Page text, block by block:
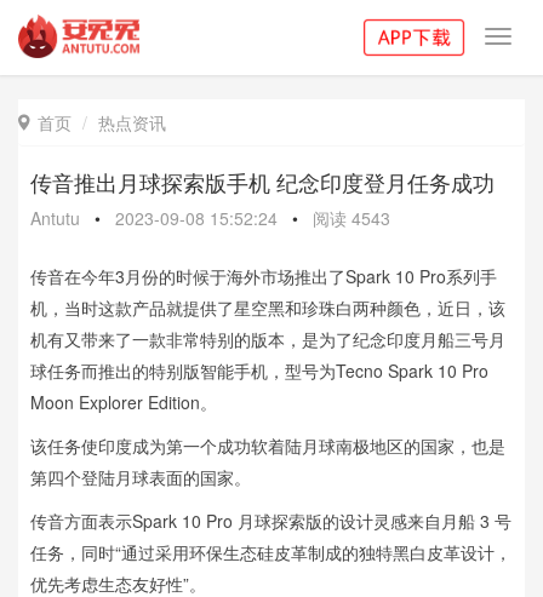
 首页 热点资讯
传音推出月球探索版手机 纪念印度登月任务成功
Antutu • 2023-09-08 15:52:24 • 阅读 4543
传音在今年3月份的时候于海外市场推出了Spark 10 Pro系列手
机，当时这款产品就提供了星空黑和珍珠白两种颜色，近日，该
机有又带来了一款非常特别的版本，是为了纪念印度月船三号月
球任务而推出的特别版智能手机，型号为Tecno Spark 10 Pro
Moon Explorer Edition。
该任务使印度成为第一个成功软着陆月球南极地区的国家，也是
第四个登陆月球表面的国家。
传音方面表示Spark 10 Pro 月球探索版的设计灵感来自月船 3 号
任务，同时“通过采用环保生态硅皮革制成的独特黑白皮革设计，
优先考虑生态友好性”。